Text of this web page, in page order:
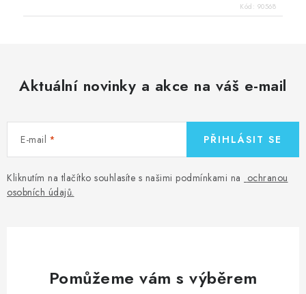
Kód: 90568
Aktuální novinky a akce na váš e-mail
E-mail
Kliknutím na tlačítko souhlasíte s našimi podmínkami na ochranou
osobních údajů.
PŘIHLÁSIT SE
Pomůžeme vám s výběrem